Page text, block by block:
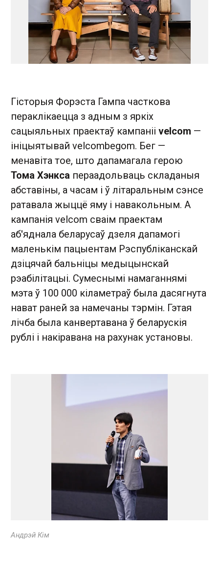
Гісторыя Форэста Гампа часткова
пераклікаецца з адным з яркіх
сацыяльных праектаў кампаніі velcom —
ініцыятывай velcombegom. Бег —
менавіта тое, што дапамагала герою
Тома Хэнкса пераадольваць складаныя
абставіны, а часам і ў літаральным сэнсе
ратавала жыццё яму і навакольным. А
кампанія velcom сваім праектам
аб'яднала беларусаў дзеля дапамогі
маленькім пацыентам Рэспубліканскай
дзіцячай бальніцы медыцынскай
рэабілітацыі. Сумеснымі намаганнямі
мэта ў 100 000 кіламетраў была дасягнута
нават раней за намечаны тэрмін. Гэтая
лічба была канвертавана ў беларускія
рублі і накіравана на рахунак установы.
Андрэй Кім